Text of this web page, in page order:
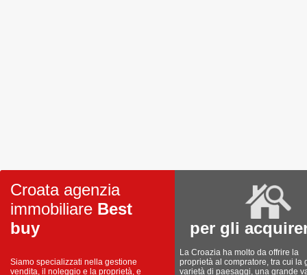
Croata agenzia
immobiliare Best
buy
Siamo specializzati nella gestione
vendita, il noleggio e la proprietà, e
per gli
La Croazia ha molto da offrire la
proprietà al compratore, tra cui la
varietà di paesaggi, una grande